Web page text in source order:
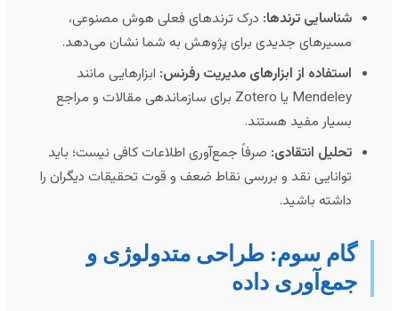
شناسایی ترندها:درک ترندهای فعلی هوش مصنوعی،
مسیرهای جدیدی برای پژوهش به شما نشان می‌دهد.
استفاده از ابزارهای مدیریت رفرنس:ابزارهایی مانند
Mendeley یا Zotero برای سازماندهی مقالات و مراجع
بسیار مفید هستند.
تحلیل انتقادی:صرفاً جمع‌آوری اطلاعات کافی نیست؛ باید
توانایی نقد و بررسی نقاط ضعف و قوت تحقیقات دیگران را
داشته باشید.
گام سوم: طراحی متدولوژی و
جمع‌آوری داده